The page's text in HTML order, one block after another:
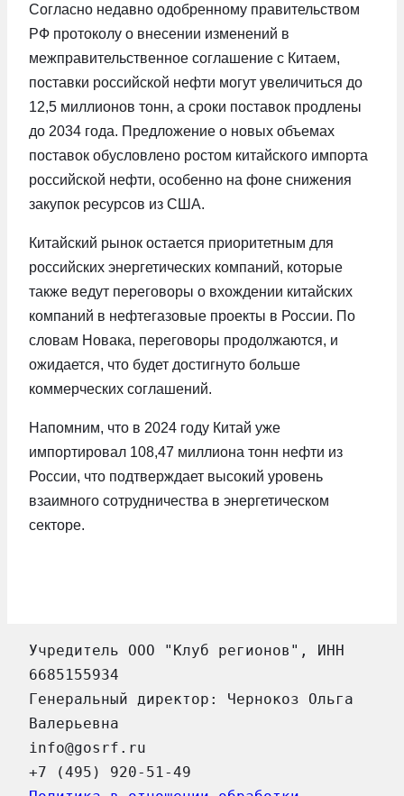
Согласно недавно одобренному правительством
РФ протоколу о внесении изменений в
межправительственное соглашение с Китаем,
поставки российской нефти могут увеличиться до
12,5 миллионов тонн, а сроки поставок продлены
до 2034 года. Предложение о новых объемах
поставок обусловлено ростом китайского импорта
российской нефти, особенно на фоне снижения
закупок ресурсов из США.
Китайский рынок остается приоритетным для
российских энергетических компаний, которые
также ведут переговоры о вхождении китайских
компаний в нефтегазовые проекты в России. По
словам Новака, переговоры продолжаются, и
ожидается, что будет достигнуто больше
коммерческих соглашений.
Напомним, что в 2024 году Китай уже
импортировал 108,47 миллиона тонн нефти из
России, что подтверждает высокий уровень
взаимного сотрудничества в энергетическом
секторе.
Учредитель ООО "Клуб регионов", ИНН
6685155934
Генеральный директор: Чернокоз Ольга
Валерьевна
info@gosrf.ru
+7 (495) 920-51-49